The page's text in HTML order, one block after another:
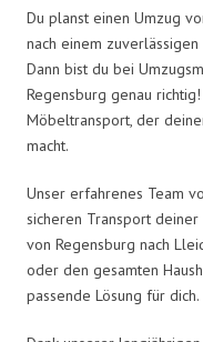
Du planst einen Umzug
nach einem
Dann bist du bei
Regensburg genau
Möbeltransport, der
macht.
Unser erfahrenes Team
sicheren Transport
von Regensburg nach
oder den gesamten
passende Lösung für dich.